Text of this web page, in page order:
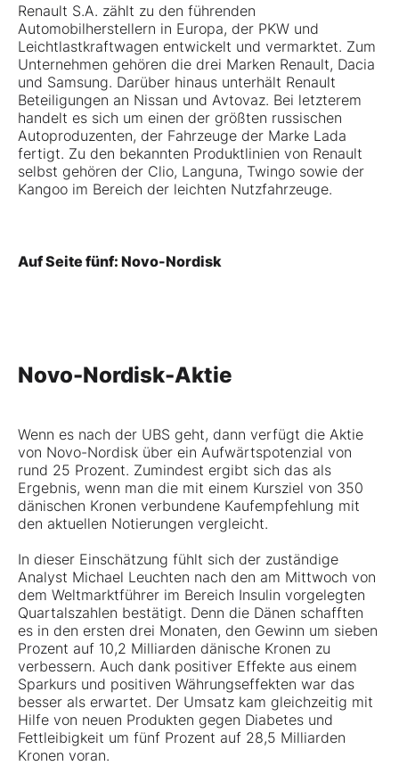
Renault S.A. zählt zu den führenden
Automobilherstellern in Europa, der PKW und
Leichtlastkraftwagen entwickelt und vermarktet. Zum
Unternehmen gehören die drei Marken Renault, Dacia
und Samsung. Darüber hinaus unterhält Renault
Beteiligungen an Nissan und Avtovaz. Bei letzterem
handelt es sich um einen der größten russischen
Autoproduzenten, der Fahrzeuge der Marke Lada
fertigt. Zu den bekannten Produktlinien von Renault
selbst gehören der Clio, Languna, Twingo sowie der
Kangoo im Bereich der leichten Nutzfahrzeuge.
Auf Seite fünf: Novo-Nordisk
Novo-Nordisk-Aktie
Wenn es nach der UBS geht, dann verfügt die Aktie
von Novo-Nordisk über ein Aufwärtspotenzial von
rund 25 Prozent. Zumindest ergibt sich das als
Ergebnis, wenn man die mit einem Kursziel von 350
dänischen Kronen verbundene Kaufempfehlung mit
den aktuellen Notierungen vergleicht.
In dieser Einschätzung fühlt sich der zuständige
Analyst Michael Leuchten nach den am Mittwoch von
dem Weltmarktführer im Bereich Insulin vorgelegten
Quartalszahlen bestätigt. Denn die Dänen schafften
es in den ersten drei Monaten, den Gewinn um sieben
Prozent auf 10,2 Milliarden dänische Kronen zu
verbessern. Auch dank positiver Effekte aus einem
Sparkurs und positiven Währungseffekten war das
besser als erwartet. Der Umsatz kam gleichzeitig mit
Hilfe von neuen Produkten gegen Diabetes und
Fettleibigkeit um fünf Prozent auf 28,5 Milliarden
Kronen voran.